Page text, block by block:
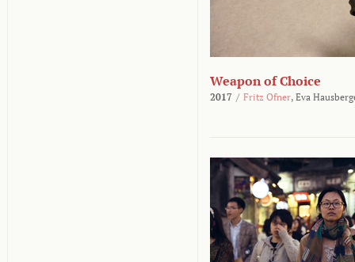
Weapon of Choice
2017 / Fritz Ofner, Eva